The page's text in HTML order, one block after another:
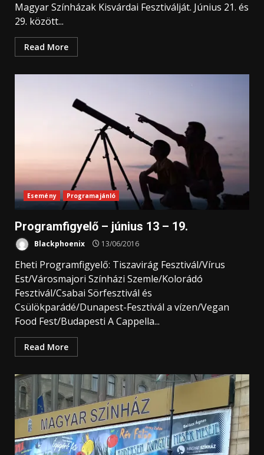
Magyar Színházak Kisvárdai Fesztiválját. Június 21. és
29. között...
Read More
Esemény Programajánló
Programfigyelő – június 13 – 19.
Blackphoenix 13/06/2016
Eheti Programfigyelő: Tiszavirág Fesztivál/Vírus
Est/Városmajori Színházi Szemle/Kolorádó
Fesztivál/Csabai Sörfesztivál és
Csülökparádé/Dunapest-Fesztivál a vízen/Vegan
Food Fest/Budapesti A Cappella...
Read More